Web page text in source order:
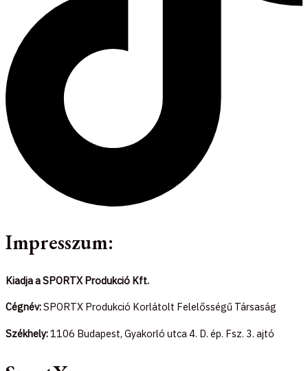
Impresszum:
Kiadja a SPORTX Produkció Kft.
Cégnév:SPORTX Produkció Korlátolt Felelősségű Társaság
Székhely:1106 Budapest, Gyakorló utca 4. D. ép. Fsz. 3. ajtó